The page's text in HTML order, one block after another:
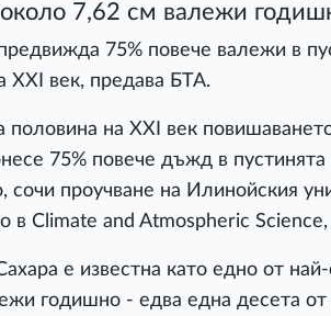
7,62 см валежи
75% повече валежи в
XXI век, предава БТА.
половина на XXI век
75% повече дъжд в пустинята
сочи проучване на Илинойския
в Climate and Atmospheric
е известна като едно от
годишно - едва една десета